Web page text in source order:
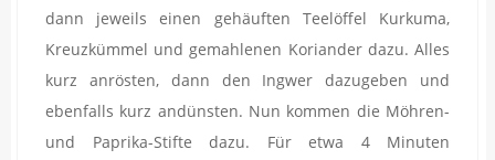
dann jeweils einen gehäuften Teelöffel Kurkuma,
Kreuzkümmel und gemahlenen Koriander dazu. Alles
kurz anrösten, dann den Ingwer dazugeben und
ebenfalls kurz andünsten. Nun kommen die Möhren-
und Paprika-Stifte dazu. Für etwa 4 Minuten